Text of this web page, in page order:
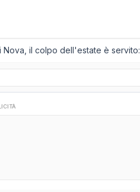
il colpo dell'estate è servito: